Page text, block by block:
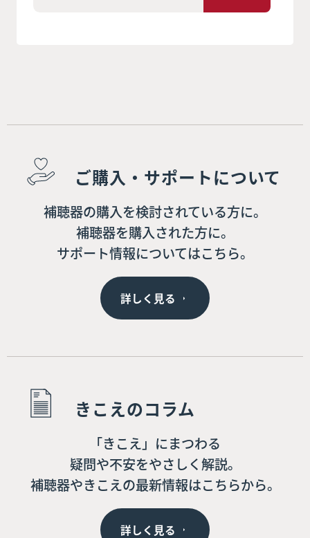
ご購入・サポートについて
補聴器の購入を検討されている方に。
補聴器を購入された方に。
サポート情報についてはこちら。
詳しく見る
きこえのコラム
「きこえ」にまつわる
疑問や不安をやさしく解説。
補聴器やきこえの最新情報はこちらから。
詳しく見る